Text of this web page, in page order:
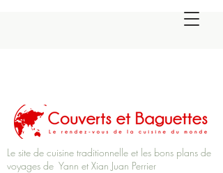
Le site de cuisine traditionnelle et les bons plans de
voyages de Yann et Xian Juan Perrier